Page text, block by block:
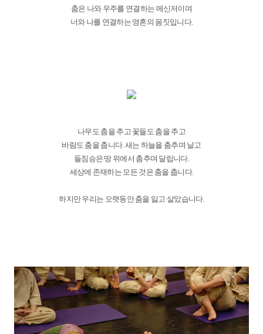
춤은 나와 우주를 연결하는 메신저이며
너와 나를 연결하는 영혼의 몸짓입니다.
나무도 춤을 추고 꽃들도 춤을 추고
바람도 춤을 춥니다. 새는 하늘을 춤추며 날고
들짐승은 땅 위에서 춤추며 달립니다.
세상에 존재하는 모든 것은 춤을 춥니다.
하지만 우리는 오랫동안 춤을 잃고 살았습니다.